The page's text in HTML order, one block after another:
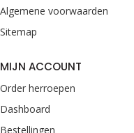
Algemene voorwaarden
Sitemap
MIJN ACCOUNT
Order herroepen
Dashboard
Bestellingen